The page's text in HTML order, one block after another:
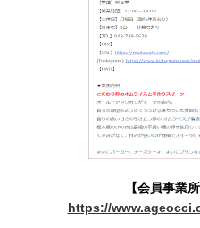
【会員事業
https://